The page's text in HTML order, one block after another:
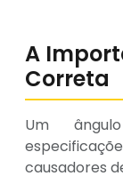
A
Correta
Um
causadores